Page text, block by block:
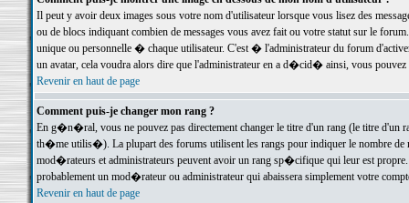
Il peut y avoir deux images sous votre nom d'utilisateur lorsque vous lisez des
ou de blocs indiquant combien de messages vous avez fait ou votre statut sur le
unique ou personnelle � chaque utilisateur. C'est � l'administrateur du forum
un avatar, cela voudra alors dire que l'administrateur en a d�cid� ainsi, vous
Revenir en haut de page
Comment puis-je changer mon rang ?
En g�n�ral, vous ne pouvez pas directement changer le titre d'un rang (le titre d'un
th�me utilis�). La plupart des forums utilisent les rangs pour indiquer le nombre de
mod�rateurs et administrateurs peuvent avoir un rang sp�cifique qui leur est
probablement un mod�rateur ou administrateur qui abaissera simplement votre
Revenir en haut de page